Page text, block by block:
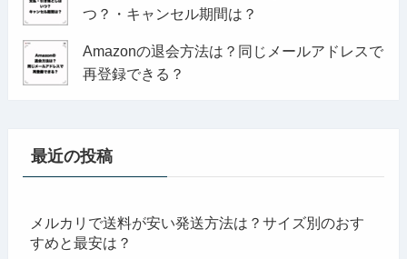
つ？・キャンセル期間は？
Amazonの退会方法は？同じメールアドレスで
再登録できる？
最近の投稿
メルカリで送料が安い発送方法は？サイズ別のおす
すめと最安は？